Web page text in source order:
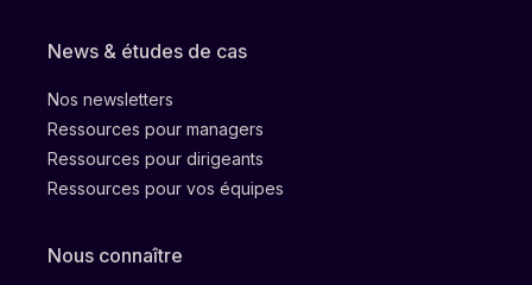
Nous connaître
News & études de cas
Nos newsletters
Ressources pour managers
Ressources pour dirigeants
Ressources pour vos équipes